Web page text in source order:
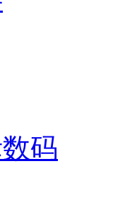
码